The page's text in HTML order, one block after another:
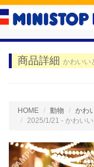
商品詳細 かわいい
HOME 動物
かわ
2025/1/21 - かわい